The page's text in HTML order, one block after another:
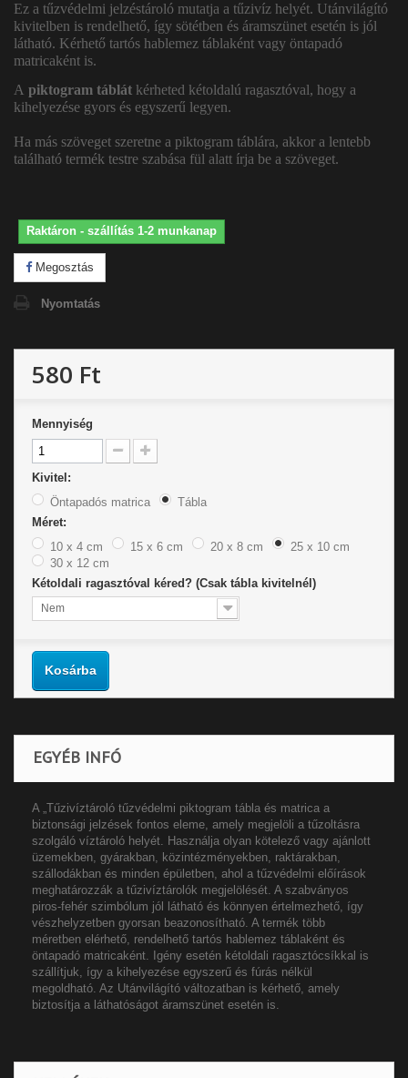
Ez a tűzvédelmi jelzéstároló mutatja a tűzivíz helyét. Utánvilágító
kivitelben is rendelhető, így sötétben és áramszünet esetén is jól
látható. Kérhető tartós hablemez táblaként vagy öntapadó
matricaként is.
A piktogram táblát kérheted kétoldalú ragasztóval, hogy a
kihelyezése gyors és egyszerű legyen.
Ha más szöveget szeretne a piktogram táblára, akkor a lentebb
található termék testre szabása fül alatt írja be a szöveget.
Raktáron - szállítás 1-2 munkanap
Megosztás
Nyomtatás
580 Ft
Mennyiség
Kivitel:
Öntapadós matrica
Tábla
Méret:
10 x 4 cm
15 x 6 cm 20 x 8 cm
25 x 10 cm
30 x 12 cm
Kétoldali ragasztóval kéred? (Csak tábla kivitelnél)
Nem
Kosárba
EGYÉB INFÓ
A „Tűzivíztároló tűzvédelmi piktogram tábla és matrica a
biztonsági jelzések fontos eleme, amely megjelöli a tűzoltásra
szolgáló víztároló helyét. Használja olyan kötelező vagy ajánlott
üzemekben, gyárakban, közintézményekben, raktárakban,
szállodákban és minden épületben, ahol a tűzvédelmi előírások
meghatározzák a tűzivíztárolók megjelölését. A szabványos
piros-fehér szimbólum jól látható és könnyen értelmezhető, így
vészhelyzetben gyorsan beazonosítható. A termék több
méretben elérhető, rendelhető tartós hablemez táblaként és
öntapadó matricaként. Igény esetén kétoldali ragasztócsíkkal is
szállítjuk, így a kihelyezése egyszerű és fúrás nélkül
megoldható. Az Utánvilágító változatban is kérhető, amely
biztosítja a láthatóságot áramszünet esetén is.